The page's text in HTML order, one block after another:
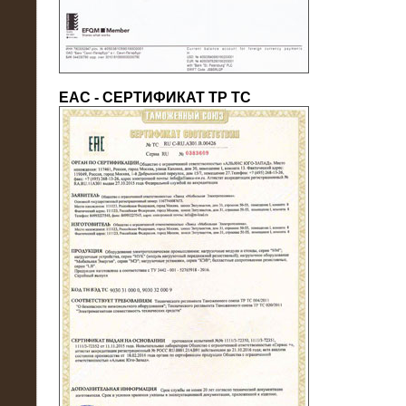
22.05.2016
Нагрузочный модуль в контейнере
10 МВт (0,4 кВ - напряжение)
ЕАС - СЕРТИФИКАТ ТР ТС